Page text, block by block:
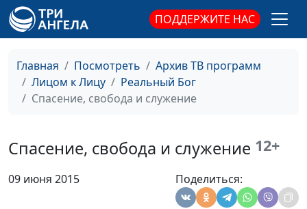
ПОДДЕРЖИТЕ НАС
Главная Посмотреть
Архив ТВ программ
Лицом к Лицу
Реальный Бог
Спасение, свобода и служение
Спасение, свобода и служение 12+
09 июня 2015 Поделиться:
Бог разбудил, чтобы
спасти
Анастасия Глотова #37
потолок и спасенная
жизнь
Ночь сильной веры Татьяна Шевченко
Елена Жиганкова #33